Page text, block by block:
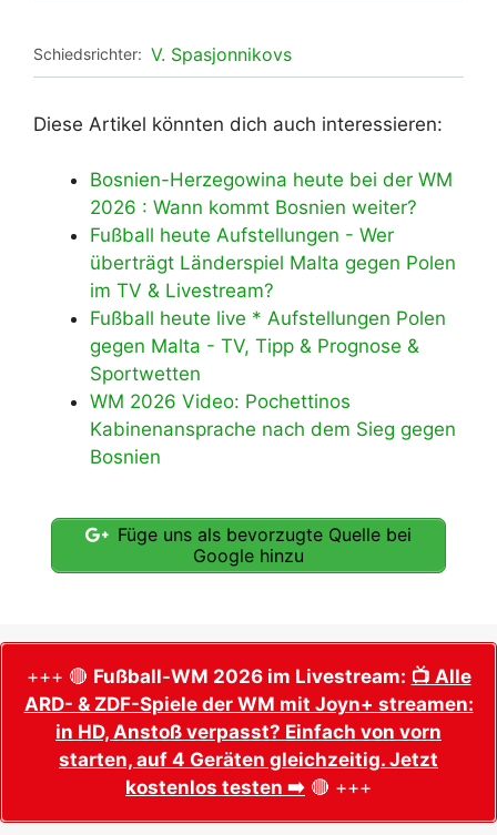
Schiedsrichter: V. Spasjonnikovs
Diese Artikel könnten dich auch interessieren:
Bosnien-Herzegowina heute bei der WM
2026 : Wann kommt Bosnien weiter?
Fußball heute Aufstellungen - Wer
überträgt Länderspiel Malta gegen Polen
im TV & Livestream?
Fußball heute live * Aufstellungen Polen
gegen Malta - TV, Tipp & Prognose &
Sportwetten
WM 2026 Video: Pochettinos
Kabinenansprache nach dem Sieg gegen
Bosnien
Füge uns als bevorzugte Quelle bei
Google hinzu
+++ 🔴 Fußball-WM 2026 im Livestream: 📺 Alle
ARD- & ZDF-Spiele der WM mit Joyn+ streamen:
in HD, Anstoß verpasst? Einfach von vorn
starten, auf 4 Geräten gleichzeitig. Jetzt
kostenlos testen ➡️ 🔴 +++